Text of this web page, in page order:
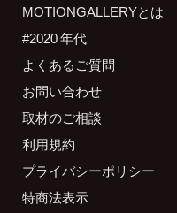
MOTIONGALLERYとは
#2020 年代
よくあるご質問
お問い合わせ
取材のご相談
利用規約
プライバシーポリシー
特商法表示